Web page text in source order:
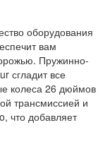
оборудования
вам
Пружинно-
сгладит все
колеса 26 дюймов
трансмиссией и
что добавляет